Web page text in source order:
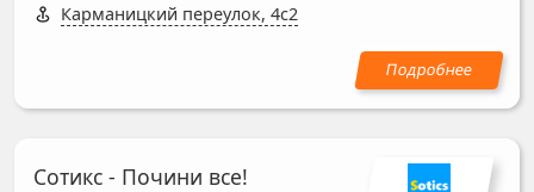
Карманицкий переулок, 4с2
Сотикс - Почини все!